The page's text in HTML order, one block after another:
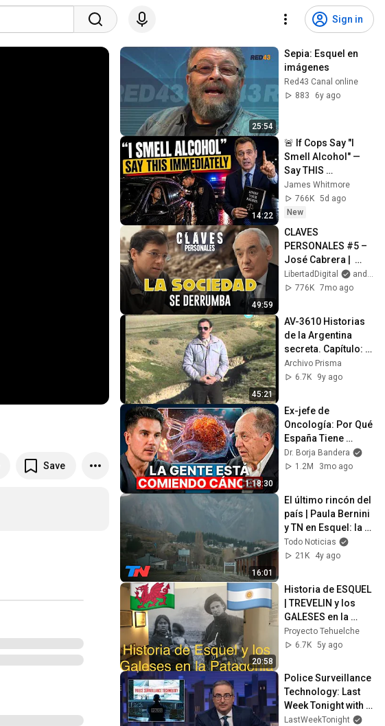
Sign in
Save
25:54
Sepia: Esquel en
imágenes
Red43 Canal online
883
6y ago
14:22
🚨 If Cops Say "I
Smell Alcohol" —
Say THIS
Immediately (It's a
Trap)
James Whitmore
766K 5d ago
New
49:59
CLAVES
PERSONALES #5 –
José Cabrera |
“‘Hombres débiles,
valores rotos’:
LibertadDigital
and esRadio
776K 7mo ago
45:21
AV-3610 Historias
de la Argentina
secreta. Capítulo: El
bosque de Esquel
en peligro
Archivo Prisma
6.7K
9y ago
1:18:30
Ex-jefe de
Oncología: Por Qué
España Tiene
Tantos Casos de
Cáncer (la
Dr. Borja Bandera
1.2M
3mo ago
16:01
El último rincón del
país | Paula Bernini
y TN en Esquel: la
historia de La
Trochita
Todo Noticias
21K
4y ago
20:58
Historia de ESQUEL
| TREVELIN y los
GALESES en la
PATAGONIA + P.N.
Los Alerces
Proyecto Tehuelche
6.7K 5y ago
Police Surveillance
Technology: Last
Week Tonight with
John Oliver (HBO)
LastWeekTonight